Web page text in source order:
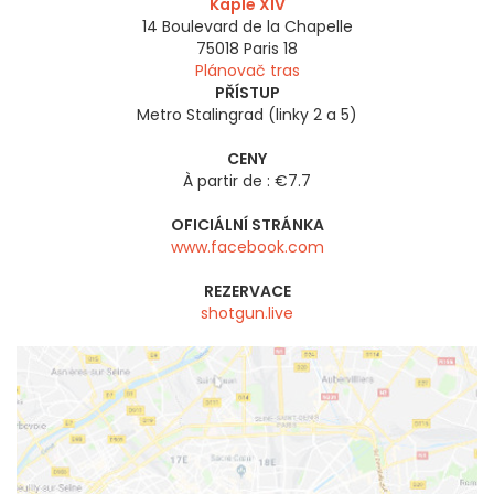
Kaple XIV
14 Boulevard de la Chapelle
75018 Paris 18
Plánovač tras
PŘÍSTUP
Metro Stalingrad (linky 2 a 5)
CENY
À partir de : €7.7
OFICIÁLNÍ STRÁNKA
www.facebook.com
REZERVACE
shotgun.live